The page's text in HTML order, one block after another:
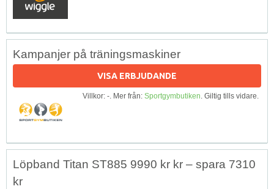
Kampanjer på träningsmaskiner
VISA ERBJUDANDE
Villkor: -. Mer från: Sportgymbutiken. Giltig tills vidare.
Löpband Titan ST885 9990 kr kr – spara 7310
kr